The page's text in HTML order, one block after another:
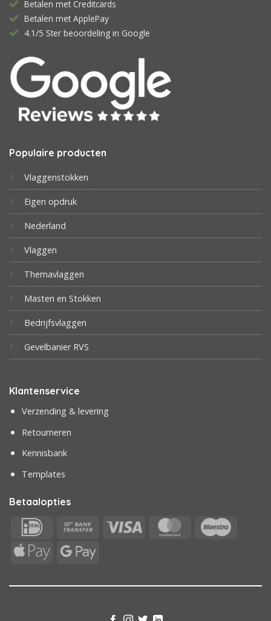
Betalen met Creditcards
Betalen met ApplePay
4.1/5 Ster beoordeling in Google
Populaire producten
Vlaggenstokken
Eigen opdruk
Nederland
Vlaggen
Themavlaggen
Masten en Stokken
Bedrijfsvlaggen
Gevelbanier RVS
Klantenservice
Verzending & levering
Retourneren
Kennisbank
Templates
Betaalopties
IDeal
Bank
Visa MasterCard
Apple
Google